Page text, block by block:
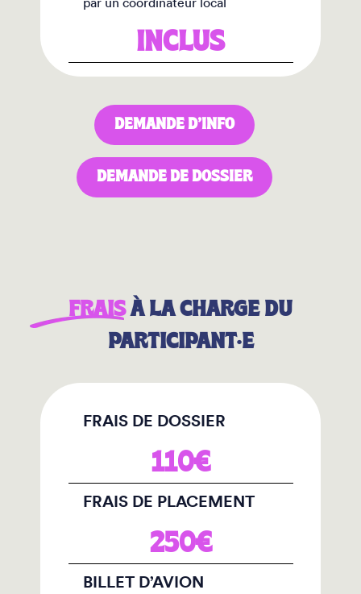
INCLUS
DEMANDE D’INFO
DEMANDE DE DOSSIER
FRAISÀ LA CHARGE DU
PARTICIPANT·E
FRAIS DE DOSSIER
110€
FRAIS DE PLACEMENT
250€
BILLET D’AVION